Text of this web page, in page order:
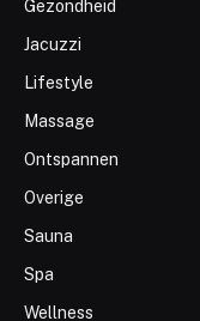
Gezondheid
Jacuzzi
Lifestyle
Massage
Ontspannen
Overige
Sauna
Spa
Wellness